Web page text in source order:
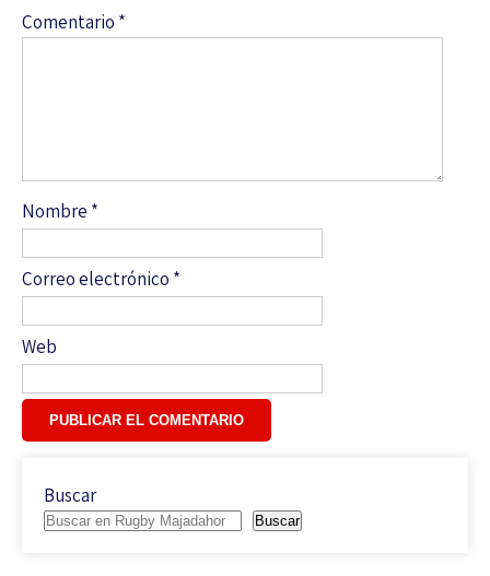
Comentario *
Nombre *
Correo electrónico *
Web
Buscar
Buscar